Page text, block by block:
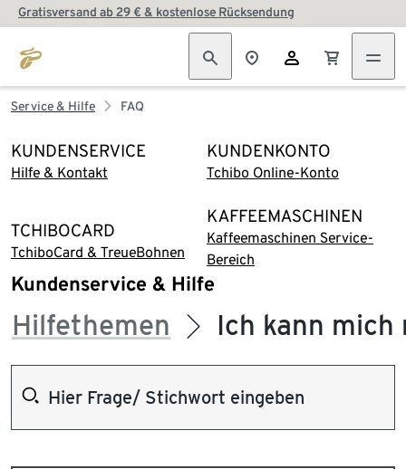
Gratisversand ab 29 € & kostenlose Rücksendung
Service & Hilfe FAQ
KUNDENSERVICE
Hilfe & Kontakt
KUNDENKONTO
Tchibo Online-Konto
TCHIBOCARD
TchiboCard & TreueBohnen
KAFFEEMASCHINEN
Kaffeemaschinen Service-
Bereich
Kundenservice & Hilfe
Hilfethemen Ich kann